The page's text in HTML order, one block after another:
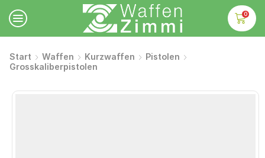
0
Start Waffen Kurzwaffen
Pistolen
Grosskaliberpistolen